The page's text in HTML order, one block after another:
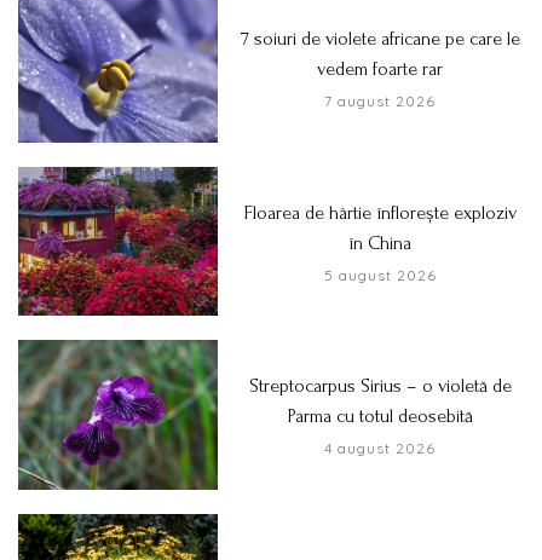
7 soiuri de violete africane pe care le
vedem foarte rar
7 august 2026
Floarea de hârtie înflorește exploziv
în China
5 august 2026
Streptocarpus Sirius – o violetă de
Parma cu totul deosebită
4 august 2026